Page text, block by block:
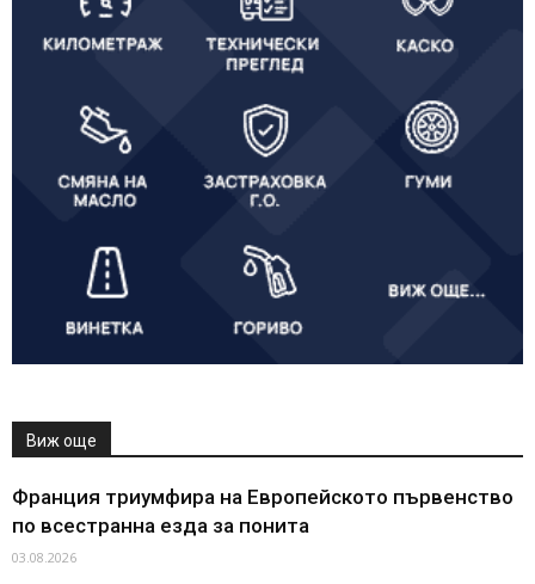
Виж още
Франция триумфира на Европейското първенство
по всестранна езда за понита
03.08.2026